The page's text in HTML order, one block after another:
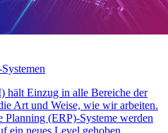
hält Einzug in alle Bereiche der
Art und Weise, wie wir arbeiten.
Planning (ERP)-Systeme werden
ein neues Level gehoben.